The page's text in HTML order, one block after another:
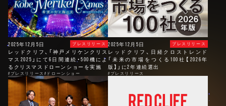
2025年12月5日 プレスリリース
レッドクリフ、「神戸メリケンクリス
マス2025」にて6日間連続・500機によ
るクリスマスドローンショーを実施
#プレスリリース #ドローンショー
2025年12月5日 プレスリリース
レッドクリフ、日経クロストレンド
「未来の市場をつくる100社【2026年
版】」に2年連続選出
#プレスリリース